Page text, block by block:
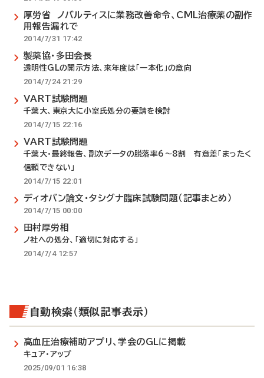
厚労省 ノバルティスに業務改善命令、CML治療薬の副作
用報告漏れで
2014/7/31 17:42
製薬協・多田会長
透明性GLの開示方法、来年度は「一本化」の意向
2014/7/24 21:29
VART試験問題
千葉大、東京大に小室氏処分の要請を検討
2014/7/15 22:16
VART試験問題
千葉大・最終報告、副次データの脱落率6～8割 有意差「まったく
信頼できない」
2014/7/15 22:01
ディオバン論文・タシグナ臨床試験問題（記事まとめ）
2014/7/15 00:00
田村厚労相
ノ社への処分、「適切に対応する」
2014/7/4 12:57
自動検索（類似記事表示）
高血圧治療補助アプリ、学会のGLに掲載
キュア・アップ
2025/09/01 16:38